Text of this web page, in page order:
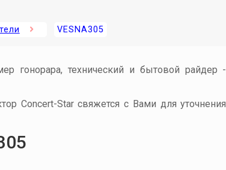
VESNA305
гонорара, технический и бытовой райдер -
Concert-Star свяжется с Вами для уточнения